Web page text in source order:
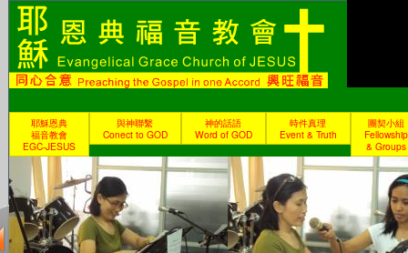
耶穌恩典
福音教會
EGC-JESUS
與神聯繫
Conect to GOD
神的話語
Word of GOD
時件真理
Event & Truth
團契小組
Fellowship
& Groups